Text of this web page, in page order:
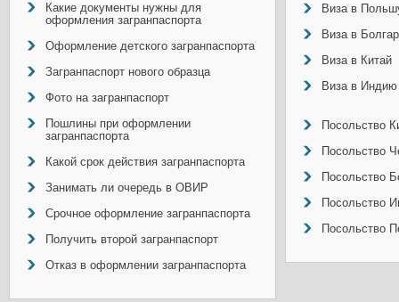
Какие документы нужны для
оформления загранпаспорта
Оформление детского загранпаспорта
Загранпаспорт нового образца
Фото на загранпаспорт
Пошлины при оформлении
загранпаспорта
Какой срок действия загранпаспорта
Занимать ли очередь в ОВИР
Срочное оформление загранпаспорта
Получить второй загранпаспорт
Отказ в оформлении загранпаспорта
Виза в
Виза в
Виза в Китай
Виза в Индию
Посольство
Посольство
Посольство
Посольство
Посольство